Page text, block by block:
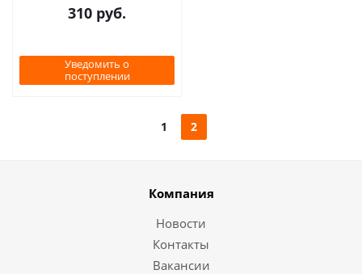
310 руб.
Уведомить о
поступлении
1 2
Компания
Новости
Контакты
Вакансии